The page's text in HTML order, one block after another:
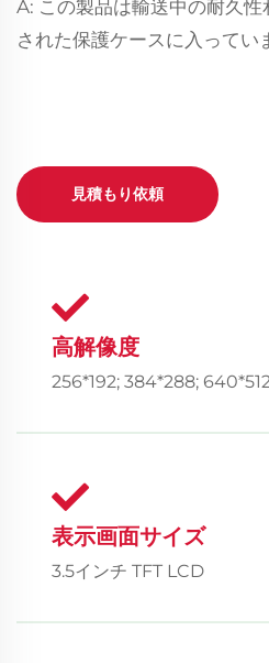
A: この製品は輸送中の耐久
された保護ケースに入ってい
見積もり依頼
高解像度
256*192; 384*288;
表示画面サイズ
3.5インチ TFT LCD